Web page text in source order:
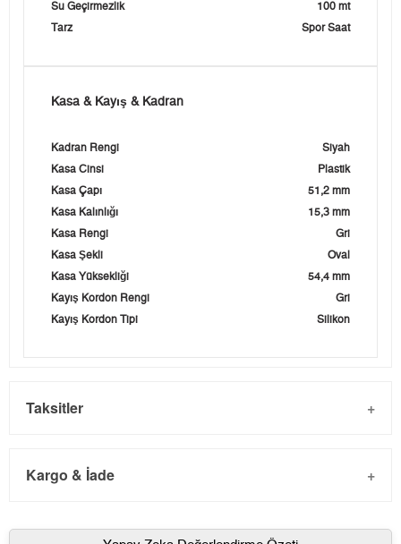
Su Geçirmezlik
100 mt
Tarz
Spor Saat
Kasa & Kayış & Kadran
Kadran Rengi
Siyah
Kasa Cinsi
Plastik
Kasa Çapı
51,2 mm
Kasa Kalınlığı
15,3 mm
Kasa Rengi
Gri
Kasa Şekli
Oval
Kasa Yüksekliği
54,4 mm
Kayış Kordon Rengi
Gri
Kayış Kordon Tipi
Silikon
Taksitler
Taksit Taksit Tutarı Toplam Tutar
Kargo & İade